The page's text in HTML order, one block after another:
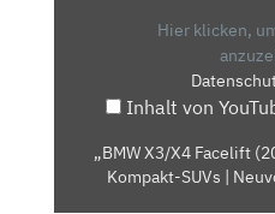
KOMPAKT-
Hier klicken,
Inhalt von
„BMW X3/X4 Facelift
Kompakt-SUVs |